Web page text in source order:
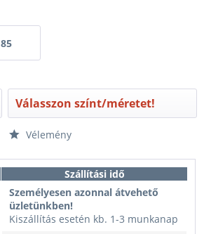
85
Válasszon színt/méretet!
Vélemény
Szállítási idő
Személyesen azonnal átvehető
üzletünkben!
Kiszállítás esetén kb. 1-3 munkanap